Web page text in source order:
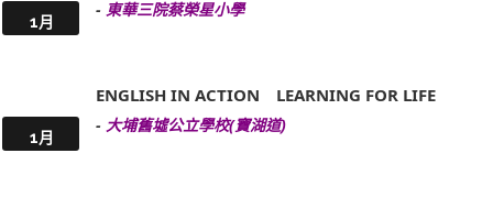
1月
- 東華三院蔡榮星小學
1月
ENGLISH IN ACTION LEARNING FOR LIFE
- 大埔舊墟公立學校(寶湖道)